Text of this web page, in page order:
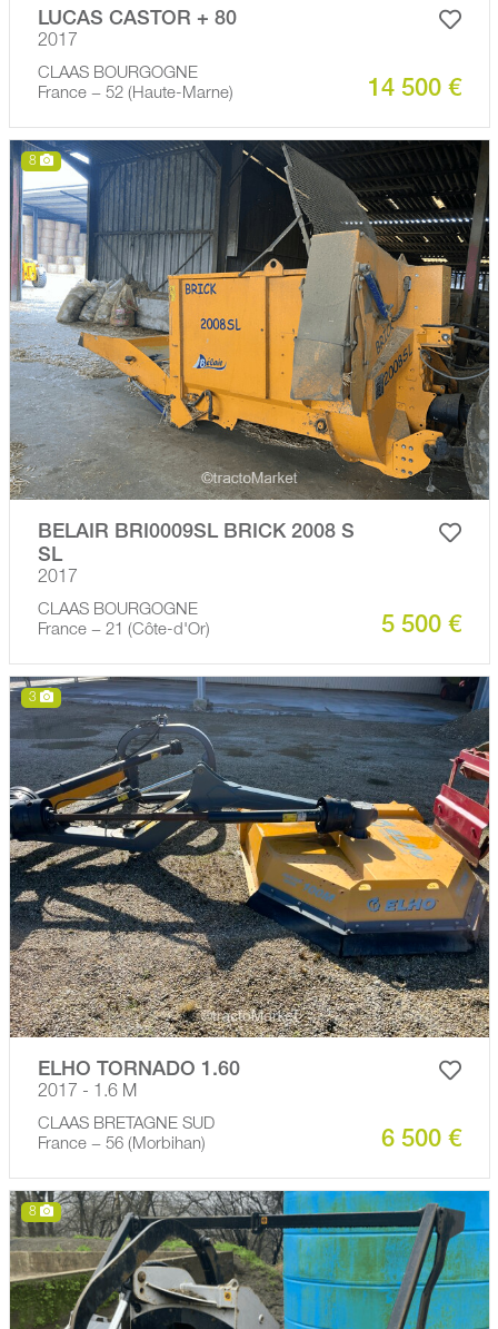
LUCAS CASTOR + 80
2017
CLAAS BOURGOGNE
France − 52 (Haute-Marne)
14 500 €
8
BELAIR BRI0009SL BRICK 2008 S
SL
2017
CLAAS BOURGOGNE
France − 21 (Côte-d'Or)
5 500 €
3
ELHO TORNADO 1.60
2017 - 1.6 M
CLAAS BRETAGNE SUD
France − 56 (Morbihan)
6 500 €
8